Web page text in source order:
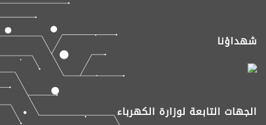
شهداؤنا
الجهات التابعة لوزارة الكهرباء